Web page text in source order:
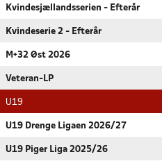
Kvindesjællandsserien - Efterår
Kvindeserie 2 - Efterår
M+32 Øst 2026
Veteran-LP
U19
U19 Drenge Ligaen 2026/27
U19 Piger Liga 2025/26